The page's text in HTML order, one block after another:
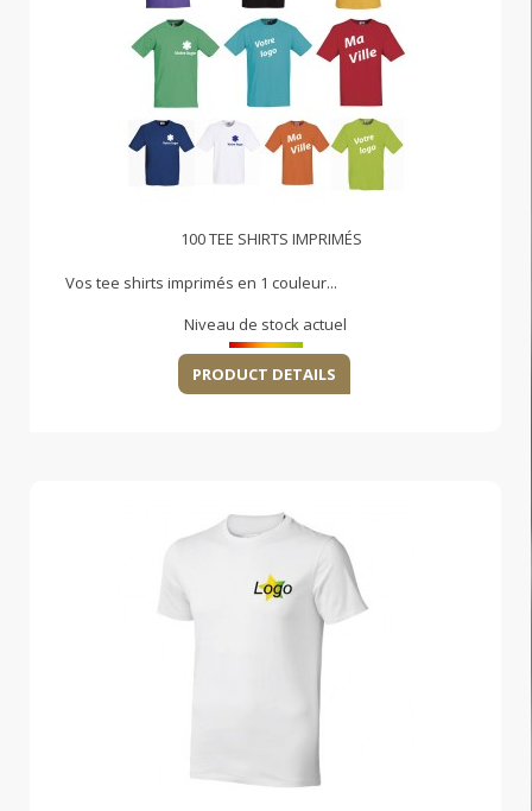
100 TEE SHIRTS IMPRIMÉS
Vos tee shirts imprimés en 1 couleur...
Niveau de stock actuel
PRODUCT DETAILS